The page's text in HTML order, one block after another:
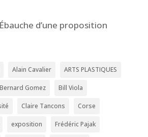
d’une proposition
Alain Cavalier ARTS PLASTIQUES
Bernard Gomez Bill Viola
Claire Tancons Corse
exposition Frédéric Pajak